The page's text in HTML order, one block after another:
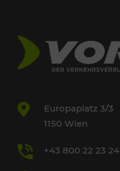
Europaplatz 3/3
1150 Wien
+43 800 22 23 24